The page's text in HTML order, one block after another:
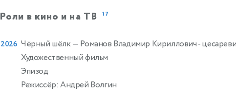
Роли в кино и на ТВ17
2026 Чёрный шёлк— Романов Владимир Кириллович -
Художественный фильм
Эпизод
Режиссёр: Андрей Волгин